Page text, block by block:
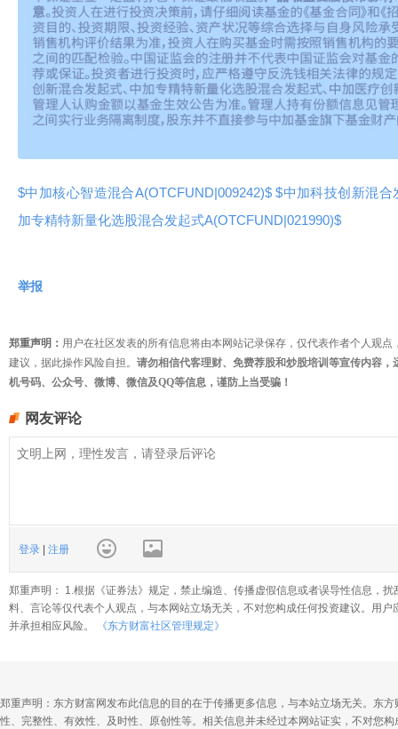
$中加核心智造混合A(OTCFUND|009242)$$中加科技创新混合
加专精特新量化选股混合发起式A(OTCFUND|021990)$
举报
郑重声明： 用户在社区发表的所有信息将由本网站记录保存，仅代表作者个人观
建议，据此操作风险自担。 请勿相信代客理财、免费荐股和炒股培训等宣传内容
机号码、公众号、微博、微信及QQ等信息，谨防上当受骗！
网友评论
登录 注册
郑重声明： 1.根据《证券法》规定，禁止编造、传播虚假信息或者误导性信息，
料、言论等仅代表个人观点，与本网站立场无关，不对您构成任何投资建议。用
并承担相应风险。
《东方财富社区管理规定》
郑重声明：东方财富网发布此信息的目的在于传播更多信息，与本站立场无关。东
性、完整性、有效性、及时性、原创性等。相关信息并未经过本网站证实，不对您